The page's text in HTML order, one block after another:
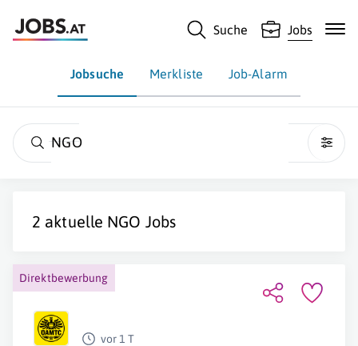
Suche Jobs
Jobsuche Merkliste Job-Alarm
NGO
2 aktuelle NGO Jobs
Direktbewerbung
vor 1 T